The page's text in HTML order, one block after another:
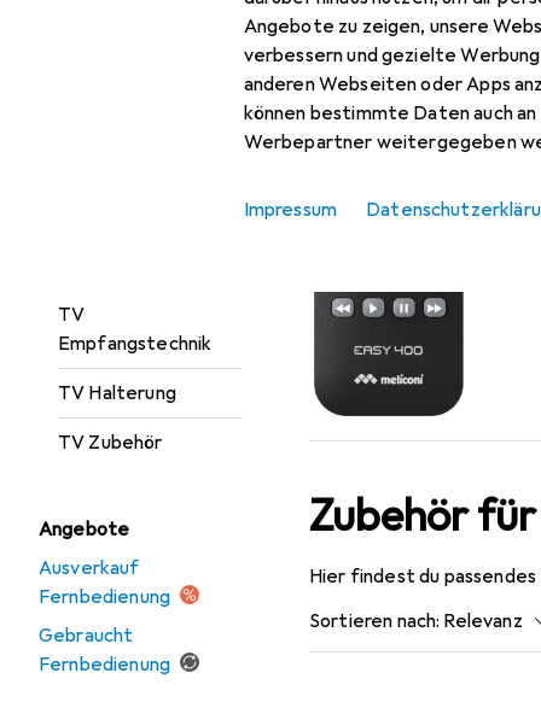
Angebote zu zeigen, unsere
verbessern und gezielte
anderen Webseiten oder Apps
können bestimmte Daten auch
Werbepartner weitergegeben
Impressum
TV
Empfangstechnik
TV Halterung
TV Zubehör
Angebote
Ausverkauf
Fernbedienung
Gebraucht
Fernbedienung
Zubehör
Hier findest du
Sortieren nach: Relevanz